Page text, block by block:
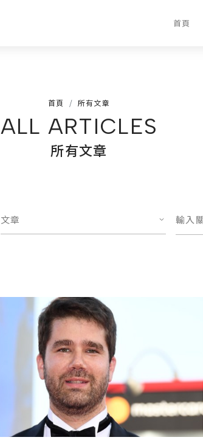
首頁
首頁 所有文章
ALL ARTICLES
所有文章
文章